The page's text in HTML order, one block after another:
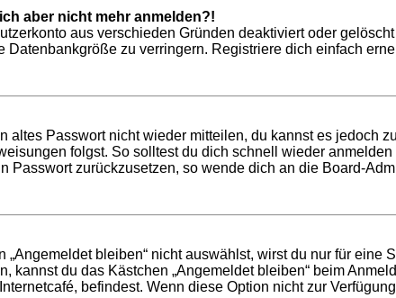
aber nicht mehr anmelden?!
aus verschieden Gründen deaktiviert oder
zu verringern. Registriere dich einfach
altes Passwort nicht wieder mitteilen, du kannst es jedoch
folgst. So solltest du dich schnell wieder anmelden
Passwort zurückzusetzen, so wende dich an die Board-
bleiben“ nicht auswählst, wirst du nur für
kannst du das Kästchen „Angemeldet bleiben“ beim
befindest. Wenn diese Option nicht zur